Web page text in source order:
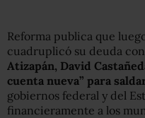
Reforma publica que
cuadruplicó su deuda
Atizapán, David
cuenta nueva” para
gobiernos federal y del
financieramente a los